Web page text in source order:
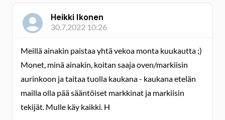
Heikki Ikonen
30.7.2022 10:26
Meillä ainakin paistaa yhtä vekoa monta kuukautta ;)
Monet, minä ainakin, koitan saaja oven/markiisin
aurinkoon ja taitaa tuolla kaukana - kaukana etelän
mailla olla pää sääntöiset markkinat ja markiisin
tekijät. Mulle käy kaikki. H